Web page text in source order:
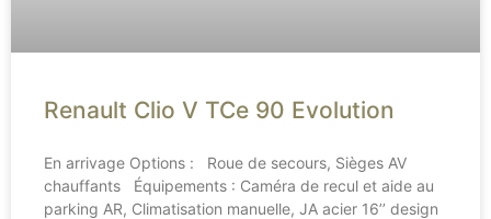
Renault Clio V TCe 90 Evolution
En arrivage Options : Roue de secours, Sièges AV
chauffants Équipements : Caméra de recul et aide au
parking AR, Climatisation manuelle, JA acier 16’’ design